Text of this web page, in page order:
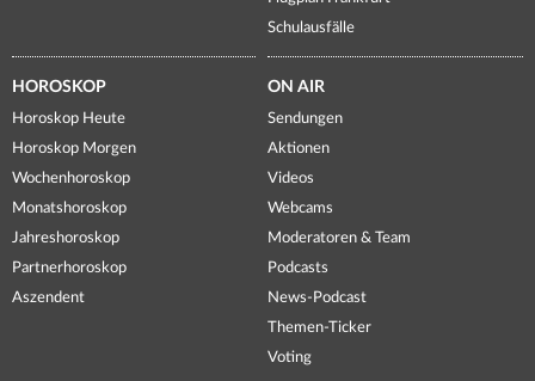
Schulausfälle
HOROSKOP
Horoskop Heute
Horoskop Morgen
Wochenhoroskop
Monatshoroskop
Jahreshoroskop
Partnerhoroskop
Aszendent
ON AIR
Sendungen
Aktionen
Videos
Webcams
Moderatoren & Team
Podcasts
News-Podcast
Themen-Ticker
Voting